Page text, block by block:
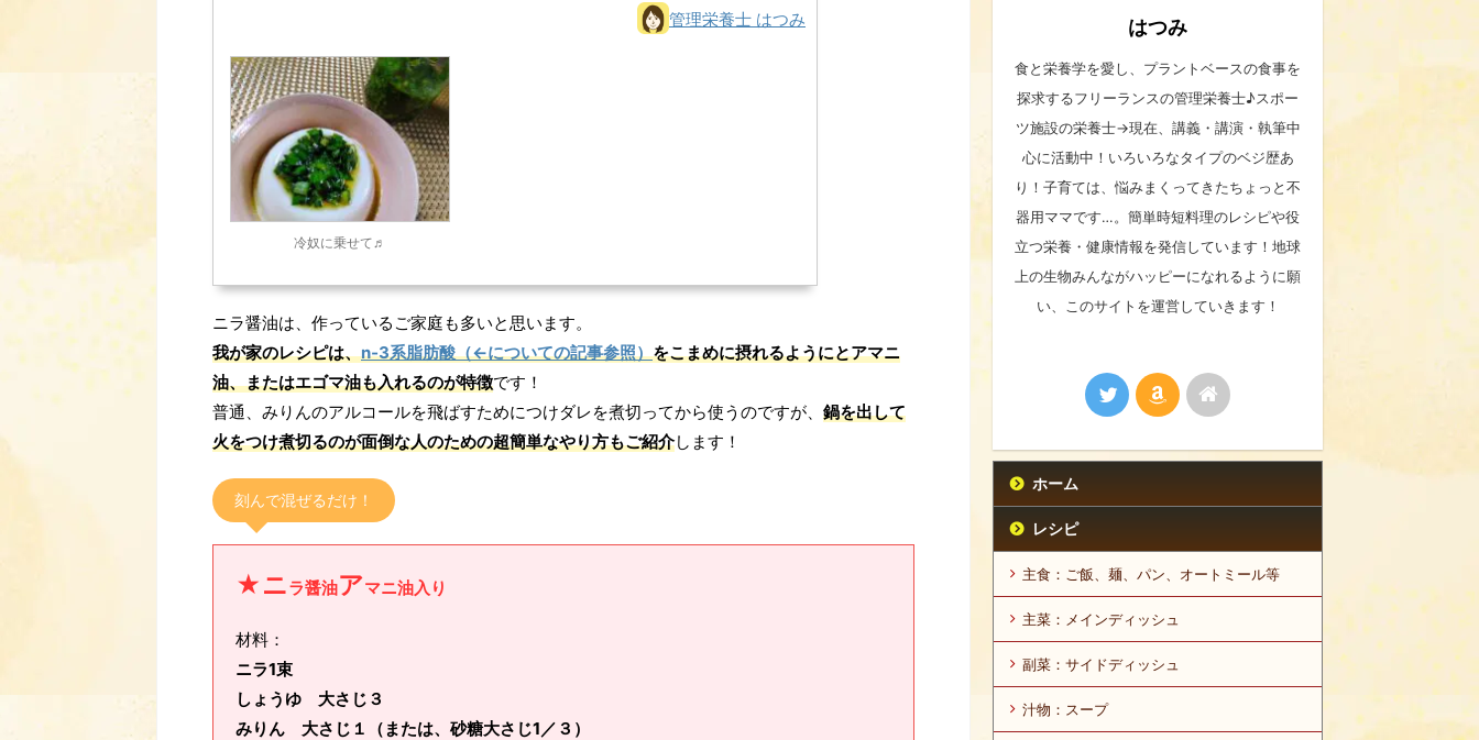
管理栄養士 はつみ
冷奴に乗せて♬
ニラ醤油は、作っているご家庭も多いと思います。
我が家のレシピは、n‐3系脂肪酸（←についての記事参照）をこまめに摂れるようにとアマニ
油、またはエゴマ油も入れるのが特徴です！
普通、みりんのアルコールを飛ばすためにつけダレを煮切ってから使うのですが、 鍋を出して
火をつけ煮切るのが面倒な人のための超簡単なやり方もご紹介します！
刻んで混ぜるだけ！
★ニラ醤油アマニ油入り
材料：
ニラ1束
しょうゆ 大さじ３
みりん 大さじ１（または、砂糖大さじ1／３）
はつみ
食と栄養学を愛し、プラントベースの食事を
探求するフリーランスの管理栄養士♪スポー
ツ施設の栄養士→現在、講義・講演・執筆中
心に活動中！いろいろなタイプのベジ歴あ
り！子育ては、悩みまくってきたちょっと不
器用ママです…。簡単時短料理のレシピや役
立つ栄養・健康情報を発信しています！地球
上の生物みんながハッピーになれるように願
い、このサイトを運営していきます！
ホーム
レシピ
主食：ご飯、麺、パン、オートミール等
主菜：メインディッシュ
副菜：サイドディッシュ
汁物：スープ